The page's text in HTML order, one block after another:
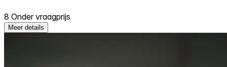
8 Onder vraagprijs
Meer details